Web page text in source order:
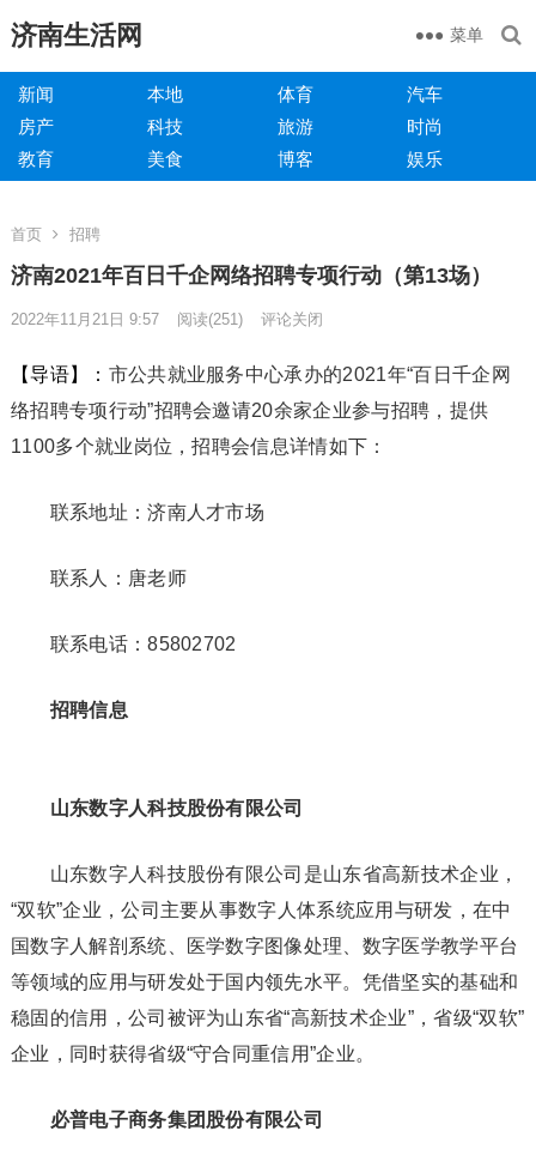
济南生活网 菜单
新闻 本地 体育
汽车
房产
科技 旅游
时尚
教育
美食 博客 娱乐
首页 招聘
济南2021年百日千企网络招聘专项行动（第13场）
2022年11月21日 9:57 阅读(251) 评论关闭
【导语】： 市公共就业服务中心承办的2021年“百日千企网
络招聘专项行动”招聘会邀请20余家企业参与招聘，提供
1100多个就业岗位，招聘会信息详情如下：
联系地址：济南人才市场
联系人：唐老师
联系电话：85802702
招聘信息
山东数字人科技股份有限公司
山东数字人科技股份有限公司是山东省高新技术企业，
“双软”企业，公司主要从事数字人体系统应用与研发，在中
国数字人解剖系统、医学数字图像处理、数字医学教学平台
等领域的应用与研发处于国内领先水平。凭借坚实的基础和
稳固的信用，公司被评为山东省“高新技术企业”，省级“双软”
企业，同时获得省级“守合同重信用”企业。
必普电子商务集团股份有限公司